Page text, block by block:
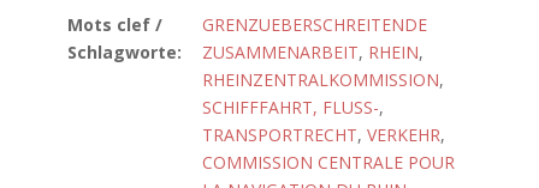
Mots clef /
Schlagworte:
GRENZUEBERSCHREITENDE
ZUSAMMENARBEIT, RHEIN,
RHEINZENTRALKOMMISSION,
SCHIFFFAHRT, FLUSS-,
TRANSPORTRECHT, VERKEHR,
COMMISSION CENTRALE POUR